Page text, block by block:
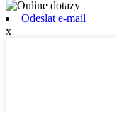
Odeslat e-mail
x